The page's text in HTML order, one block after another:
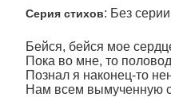
Серия стихов: Без серии
Бейся, бейся мое
Пока во мне, то
Познал я наконец-то
Нам всем вымученную